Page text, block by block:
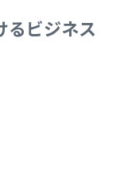
るビジネス